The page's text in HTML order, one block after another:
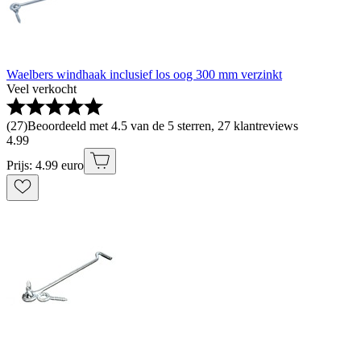
Waelbers windhaak inclusief los oog 300 mm verzinkt
Veel verkocht
(27)Beoordeeld met 4.5 van de 5 sterren, 27 klantreviews
4.99
Prijs: 4.99 euro